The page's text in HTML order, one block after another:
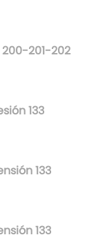
201-202
133
133
133